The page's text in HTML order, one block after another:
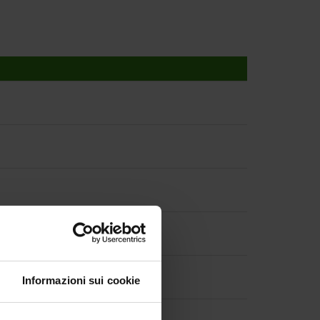
Informazioni sui cookie